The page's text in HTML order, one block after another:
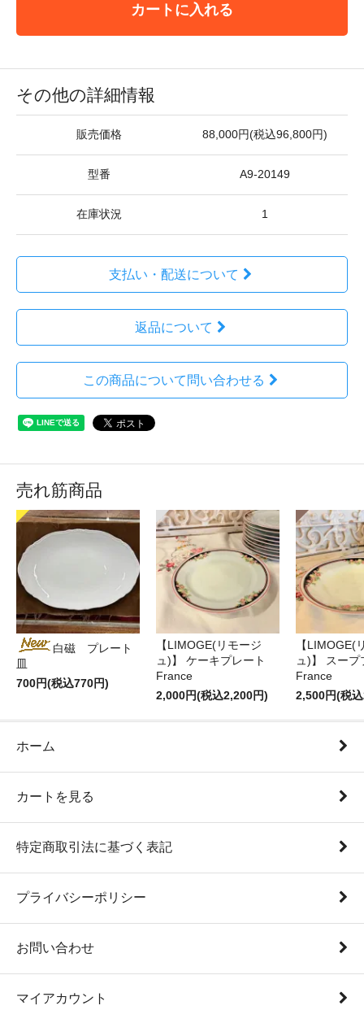
カートに入れる
その他の詳細情報
販売価格 88,000円(税込96,800円)
型番 A9-20149
在庫状況 1
支払い・配送について
返品について
この商品について問い合わせる
売れ筋商品
白磁 プレート
700円(税込770円)
【LIMOGE(リモージ
ュ)】 ケーキプレート
France
2,000円(税込2,200円)
【LIMOGE(
ュ)】 スー
France
2,500円(税
ホーム
カートを見る
特定商取引法に基づく表記
プライバシーポリシー
お問い合わせ
マイアカウント